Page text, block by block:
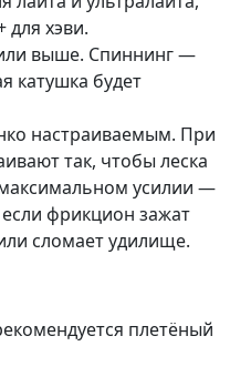
для хэви.
выше. Спиннинг —
катушка будет
настраиваемым. При
так, чтобы леска
усилии —
фрикцион зажат
сломает удилище.
плетёный